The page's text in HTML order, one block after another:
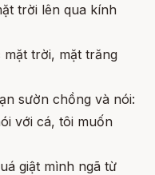
trời lên qua kính
trời, mặt trăng
sườn chồng và nói:
với cá, tôi muốn
giật mình ngã từ